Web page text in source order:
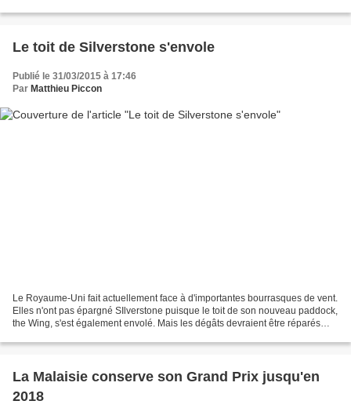
Le toit de Silverstone s'envole
Publié le 31/03/2015 à 17:46
Par Matthieu Piccon
Le Royaume-Uni fait actuellement face à d'importantes bourrasques de vent.
Elles n'ont pas épargné SIlverstone puisque le toit de son nouveau paddock,
the Wing, s'est également envolé. Mais les dégâts devraient être réparés
La Malaisie conserve son Grand Prix jusqu'en
2018